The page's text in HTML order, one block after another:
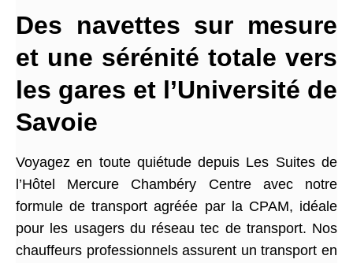
Des navettes sur mesure
et une sérénité totale vers
les gares et l’Université de
Savoie
Voyagez en toute quiétude depuis Les Suites de
l’Hôtel Mercure Chambéry Centre avec notre
formule de transport agréée par la CPAM, idéale
pour les usagers du réseau tec de transport. Nos
chauffeurs professionnels assurent un transport en